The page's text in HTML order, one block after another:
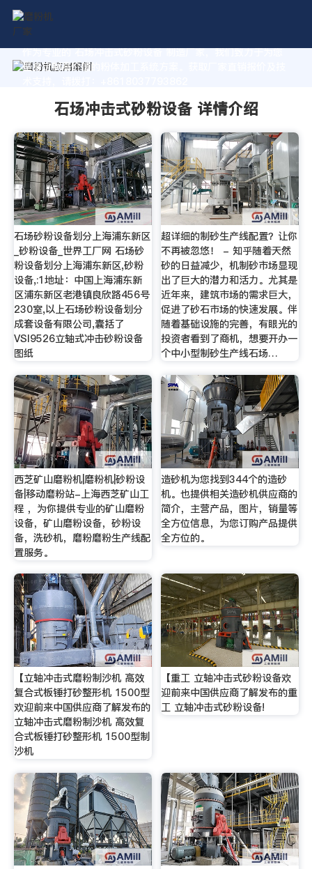
作为专业的 石场冲击式砂粉设备 制造厂家，我们致力于为您
量身定制高价值的粉体加工系统方案。获取厂家直销报价及技
石场冲击式砂粉设备 详情介绍
石场砂粉设备划分上海浦东新区
_砂粉设备_世界工厂网 石场砂
粉设备划分上海浦东新区,砂粉
设备,:1地址：中国上海浦东新
区浦东新区老港镇良欣路456号
230室,以上石场砂粉设备划分
成套设备有限公司,囊括了
VSI9526立轴式冲击砂粉设备
图纸
超详细的制砂生产线配置？让你
不再被忽悠！ - 知乎随着天然
砂的日益减少，机制砂市场显现
出了巨大的潜力和活力。尤其是
近年来，建筑市场的需求巨大，
促进了砂石市场的快速发展。伴
随着基础设施的完善，有眼光的
投资者看到了商机，想要开办一
个中小型制砂生产线石场…
西芝矿山磨粉机|磨粉机|砂粉设
备|移动磨粉站-上海西芝矿山工
程 ，为你提供专业的矿山磨粉
设备，矿山磨粉设备，砂粉设
备，洗砂机，磨粉磨粉生产线配
置服务。
造砂机为您找到344个的造砂
机。也提供相关造砂机供应商的
简介，主营产品，图片，销量等
全方位信息，为您订购产品提供
全方位的。
【立轴冲击式磨粉制沙机 高效
复合式板锤打砂整形机 1500型
欢迎前来中国供应商了解发布的
立轴冲击式磨粉制沙机 高效复
合式板锤打砂整形机 1500型制
沙机
【重工 立轴冲击式砂粉设备欢
迎前来中国供应商了解发布的重
工 立轴冲击式砂粉设备!